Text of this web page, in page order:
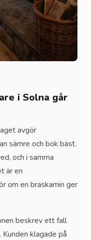
i Solna går
avgör
sämre och bok bäst.
och i samma
är en
om en braskamin ger
beskrev ett fall
klagade på